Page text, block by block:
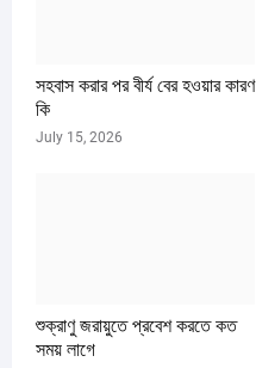
সহবাস করার পর বীর্য বের হওয়ার কারণ
কি
July 15, 2026
শুক্রাণু জরায়ুতে প্রবেশ করতে কত
সময় লাগে